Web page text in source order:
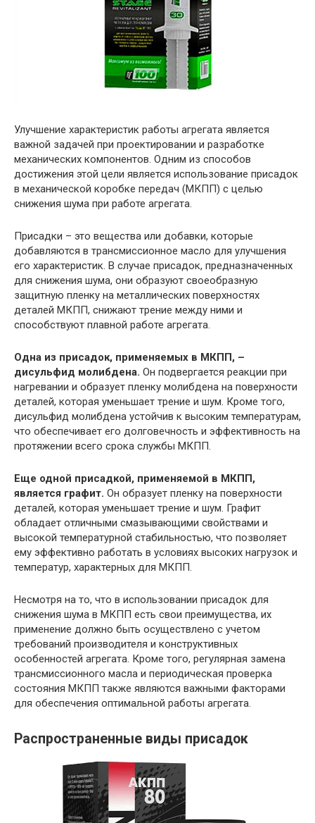
Улучшение характеристик работы агрегата является
важной задачей при проектировании и разработке
механических компонентов. Одним из способов
достижения этой цели является использование присадок
в механической коробке передач (МКПП) с целью
снижения шума при работе агрегата.
Присадки – это вещества или добавки, которые
добавляются в трансмиссионное масло для улучшения
его характеристик. В случае присадок, предназначенных
для снижения шума, они образуют своеобразную
защитную пленку на металлических поверхностях
деталей МКПП, снижают трение между ними и
способствуют плавной работе агрегата.
Одна из присадок, применяемых в МКПП, –
дисульфид молибдена. Он подвергается реакции при
нагревании и образует пленку молибдена на поверхности
деталей, которая уменьшает трение и шум. Кроме того,
дисульфид молибдена устойчив к высоким температурам,
что обеспечивает его долговечность и эффективность на
протяжении всего срока службы МКПП.
Еще одной присадкой, применяемой в МКПП,
является графит. Он образует пленку на поверхности
деталей, которая уменьшает трение и шум. Графит
обладает отличными смазывающими свойствами и
высокой температурной стабильностью, что позволяет
ему эффективно работать в условиях высоких нагрузок и
температур, характерных для МКПП.
Несмотря на то, что в использовании присадок для
снижения шума в МКПП есть свои преимущества, их
применение должно быть осуществлено с учетом
требований производителя и конструктивных
особенностей агрегата. Кроме того, регулярная замена
трансмиссионного масла и периодическая проверка
состояния МКПП также являются важными факторами
для обеспечения оптимальной работы агрегата.
Распространенные виды присадок